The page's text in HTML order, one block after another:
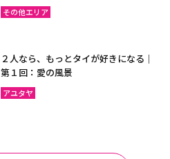
ロッブリー
プラチュアップキリカン
サムットサーコーン
その他エリア
２人なら、もっとタイが好きになる｜
第１回：愛の風景
アユタヤ